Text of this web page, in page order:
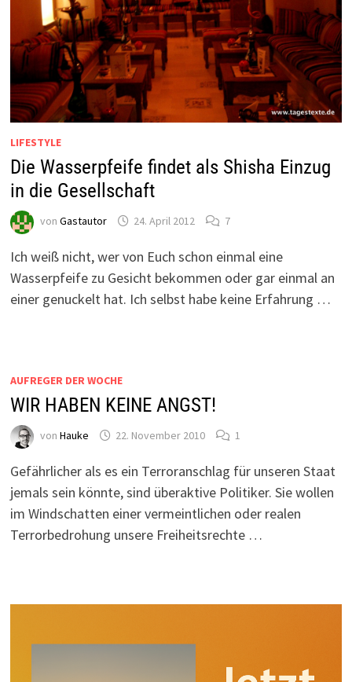
LIFESTYLE
Die Wasserpfeife findet als Shisha Einzug
in die Gesellschaft
von Gastautor 24. April 2012 7
Ich weiß nicht, wer von Euch schon einmal eine
Wasserpfeife zu Gesicht bekommen oder gar einmal an
einer genuckelt hat. Ich selbst habe keine Erfahrung …
AUFREGER DER WOCHE
WIR HABEN KEINE ANGST!
von Hauke 22. November 2010 1
Gefährlicher als es ein Terroranschlag für unseren Staat
jemals sein könnte, sind überaktive Politiker. Sie wollen
im Windschatten einer vermeintlichen oder realen
Terrorbedrohung unsere Freiheitsrechte …